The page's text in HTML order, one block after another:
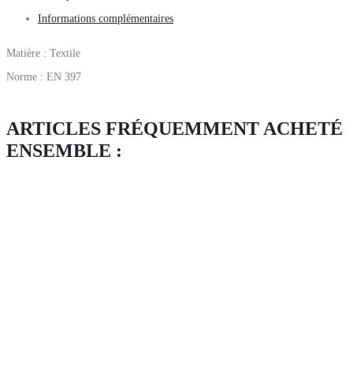
Informations complémentaires
Matière : Textile
Norme : EN 397
ARTICLES FRÉQUEMMENT ACHETÉ
ENSEMBLE :